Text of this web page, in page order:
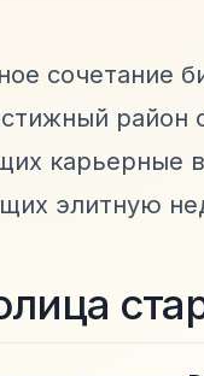
сочетание
район
карьерные
элитную